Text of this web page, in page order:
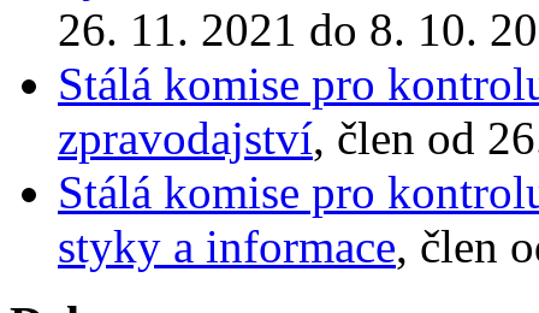
26. 11. 2021 do 8. 10.
Stálá komise pro
zpravodajství, člen od
Stálá komise pro
styky a informace, člen